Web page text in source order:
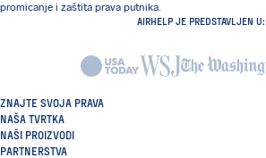
promicanje i zaštita prava putnika.
AIRHELP JE PREDSTAVLJEN U:
ZNAJTE SVOJA PRAVA
NAŠA TVRTKA
NAŠI PROIZVODI
PARTNERSTVA